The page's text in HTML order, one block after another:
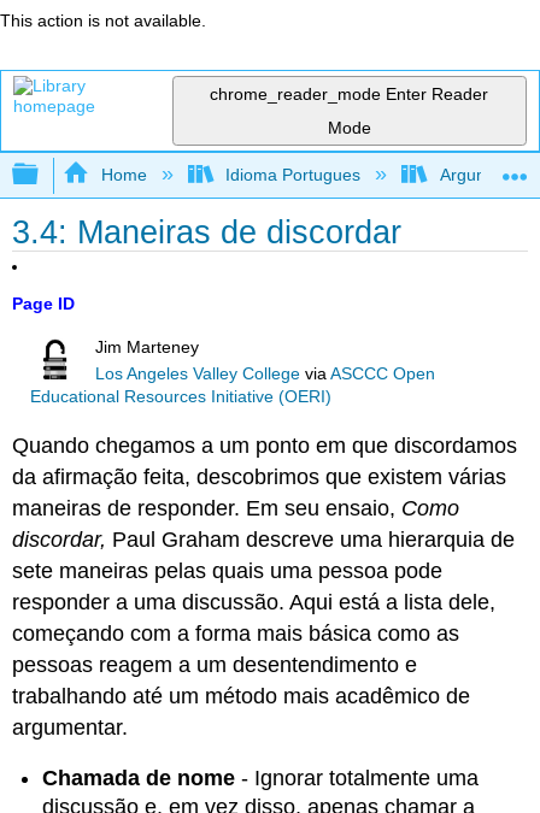
This action is not available.
chrome_reader_mode Enter Reader
Mode
Expand/collapse global hierarchy
Home Idioma Portugues
3.4: Maneiras de discordar
Page ID
Jim Marteney
Los Angeles Valley College viaASCCC Open
Educational Resources Initiative (OERI)
Quando chegamos a um ponto em que discordamos
da afirmação feita, descobrimos que existem várias
maneiras de responder. Em seu ensaio, Como
discordar, Paul Graham descreve uma hierarquia de
sete maneiras pelas quais uma pessoa pode
responder a uma discussão. Aqui está a lista dele,
começando com a forma mais básica como as
pessoas reagem a um desentendimento e
trabalhando até um método mais acadêmico de
argumentar.
Chamada de nome - Ignorar totalmente uma
discussão e, em vez disso, apenas chamar a